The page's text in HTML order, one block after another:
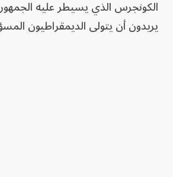
يريدون أن يتولى الديمقراطيون